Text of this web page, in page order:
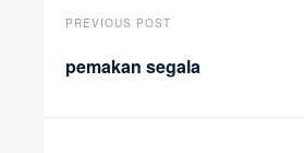
PREVIOUS POST
pemakan segala